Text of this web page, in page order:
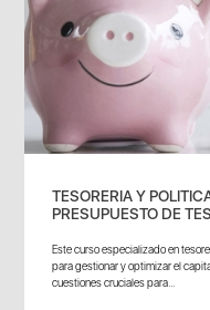
TESORERIA Y
PRESUPUESTO DE
Este curso especializado en
para gestionar y optimizar el
cuestiones cruciales para...